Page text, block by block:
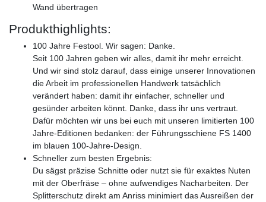
Wand übertragen
Produkthighlights:
100 Jahre Festool. Wir sagen: Danke.
Seit 100 Jahren geben wir alles, damit ihr mehr erreicht.
Und wir sind stolz darauf, dass einige unserer Innovationen
die Arbeit im professionellen Handwerk tatsächlich
verändert haben: damit ihr einfacher, schneller und
gesünder arbeiten könnt. Danke, dass ihr uns vertraut.
Dafür möchten wir uns bei euch mit unseren limitierten 100
Jahre-Editionen bedanken: der Führungsschiene FS 1400
im blauen 100-Jahre-Design.
Schneller zum besten Ergebnis:
Du sägst präzise Schnitte oder nutzt sie für exaktes Nuten
mit der Oberfräse – ohne aufwendiges Nacharbeiten. Der
Splitterschutz direkt am Anriss minimiert das Ausreißen der